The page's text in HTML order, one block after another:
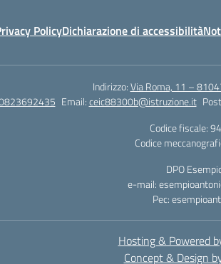
PolicyDichiarazione di accessibilità
Indirizzo:Via Roma, 11 –
Email:ceic88300b@istruzione.it
Codice fiscale:
Codice
DPO
e-mail:
Pec:
Hosting & Powered
Concept & Design